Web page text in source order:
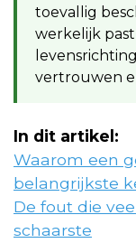
toevallig
werkelijk
vertrouwen
In dit artikel:
Waarom een
belangrijkste
De fout die
schaarste